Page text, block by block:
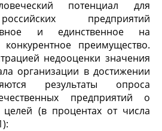
потенциал для
предприятий
и единственное на
преимущество.
недооценки значения
организации в достижении
результаты опроса
предприятий о
целей (в процентах от числа